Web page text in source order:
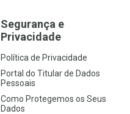
Segurança e
Privacidade
Política de Privacidade
Portal do Titular de Dados
Pessoais
Como Protegemos os Seus
Dados